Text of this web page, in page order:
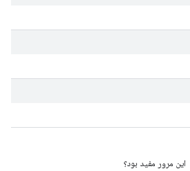
این مرور مفید بود؟